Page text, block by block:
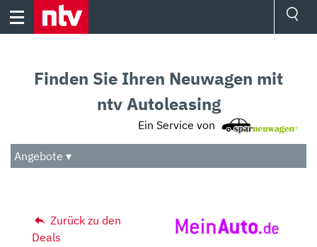
Skip
Audio
Das Beste
Finden Sie Ihren Neuwagen mit
ntv Autoleasing
Ein Service von
Angebote ▾
Zurück zu den
Deals